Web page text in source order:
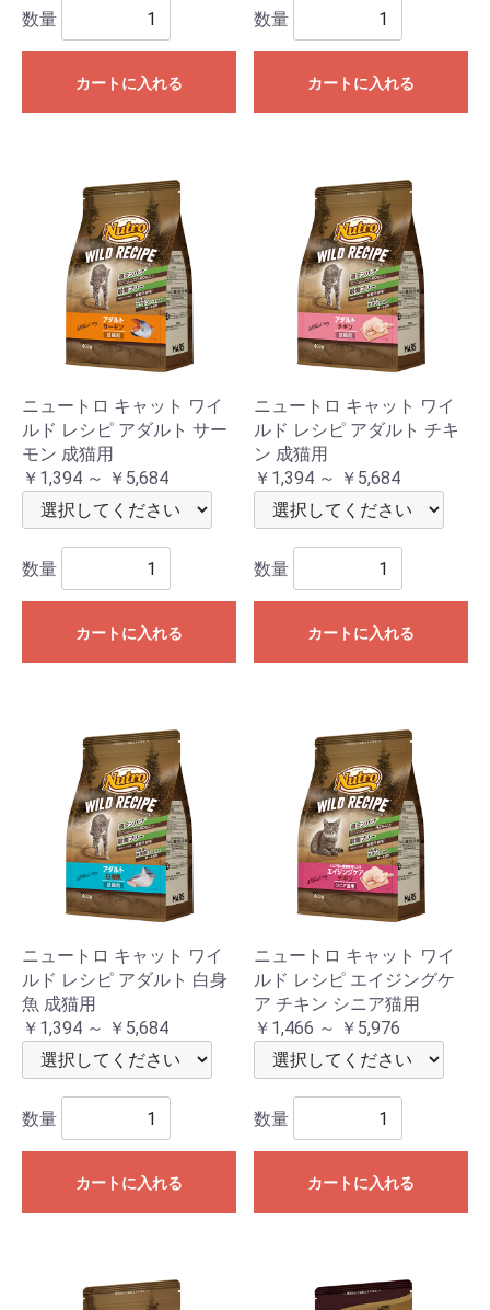
数量
カートに入れる
数量
カートに入れる
ニュートロ キャット ワイ
ルド レシピ アダルト サー
モン 成猫用
￥1,394 ～ ￥5,684
数量
カートに入れる
ニュートロ キャット ワイ
ルド レシピ アダルト チキ
ン 成猫用
￥1,394 ～ ￥5,684
数量
カートに入れる
ニュートロ キャット ワイ
ルド レシピ アダルト 白身
魚 成猫用
￥1,394 ～ ￥5,684
数量
カートに入れる
ニュートロ キャット ワイ
ルド レシピ エイジングケ
ア チキン シニア猫用
￥1,466 ～ ￥5,976
数量
カートに入れる